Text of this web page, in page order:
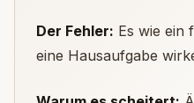
Der Fehler: Es wie ein
eine Hausaufgabe